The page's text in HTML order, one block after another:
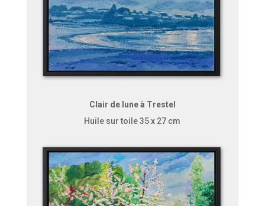
Clair de lune à Trestel
Huile sur toile 35 x 27 cm